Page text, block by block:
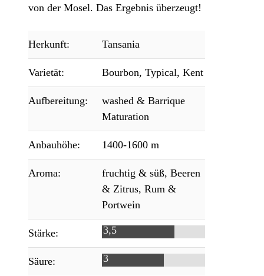
von der Mosel. Das Ergebnis überzeugt!
Herkunft: Tansania
Varietät: Bourbon, Typical, Kent
Aufbereitung:
washed & Barrique
Maturation
Anbauhöhe: 1400-1600 m
Aroma:
fruchtig & süß, Beeren
& Zitrus, Rum &
Portwein
Stärke: 3,5
Säure: 3
Widerrufsformular